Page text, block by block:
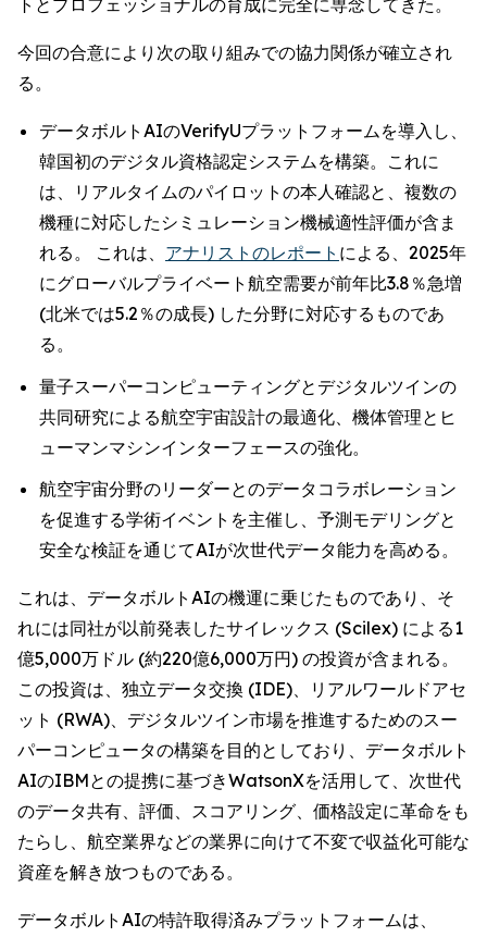
トとプロフェッショナルの育成に完全に専念してきた。
今回の合意により次の取り組みでの協力関係が確立され
る。
データボルトAIのVerifyUプラットフォームを導入し、
韓国初のデジタル資格認定システムを構築。これに
は、リアルタイムのパイロットの本人確認と、複数の
機種に対応したシミュレーション機械適性評価が含ま
れる。 これは、 アナリストのレポート による、2025年
にグローバルプライベート航空需要が前年比3.8％急増
(北米では5.2％の成長) した分野に対応するものであ
る。
量子スーパーコンピューティングとデジタルツインの
共同研究による航空宇宙設計の最適化、機体管理とヒ
ューマンマシンインターフェースの強化。
航空宇宙分野のリーダーとのデータコラボレーション
を促進する学術イベントを主催し、予測モデリングと
安全な検証を通じてAIが次世代データ能力を高める。
これは、データボルトAIの機運に乗じたものであり、そ
れには同社が以前発表したサイレックス (Scilex) による1
億5,000万ドル (約220億6,000万円) の投資が含まれる。
この投資は、独立データ交換 (IDE)、リアルワールドアセ
ット (RWA)、デジタルツイン市場を推進するためのスー
パーコンピュータの構築を目的としており、データボルト
AIのIBMとの提携に基づきWatsonXを活用して、次世代
のデータ共有、評価、スコアリング、価格設定に革命をも
たらし、航空業界などの業界に向けて不変で収益化可能な
資産を解き放つものである。
データボルトAIの特許取得済みプラットフォームは、